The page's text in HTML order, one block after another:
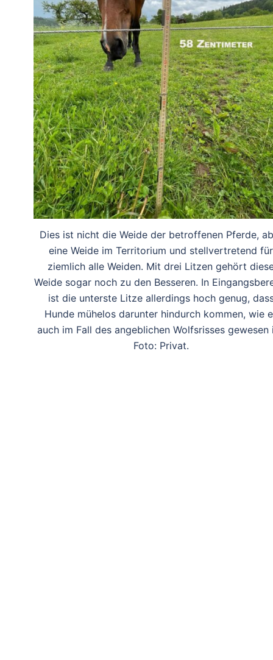
Dies ist nicht die Weide der betroffenen Pferde,
eine Weide im Territorium und stellvertretend für
ziemlich alle Weiden. Mit drei Litzen gehört
Weide sogar noch zu den Besseren. In
ist die unterste Litze allerdings hoch genug,
Hunde mühelos darunter hindurch kommen, wie
auch im Fall des angeblichen Wolfsrisses gewesen
Foto: Privat.